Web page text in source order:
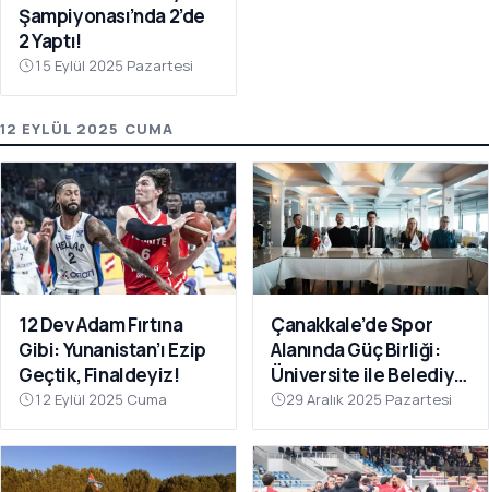
Şampiyonası’nda 2’de
2 Yaptı!
15 Eylül 2025 Pazartesi
12 EYLÜL 2025 CUMA
12 Dev Adam Fırtına
Gibi: Yunanistan’ı Ezip
Geçtik, Finaldeyiz!
12 Eylül 2025 Cuma
Çanakkale’de Spor
Alanında Güç Birliği:
Üniversite ile Belediye
Kulüpleri İş Birliği Yaptı
29 Aralık 2025 Pazartesi